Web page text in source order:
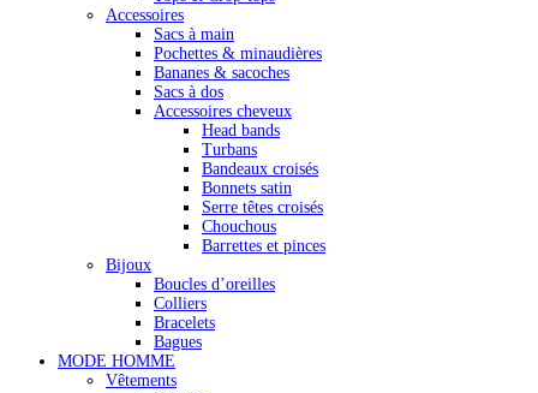
Accessoires
Sacs à main
Pochettes & minaudières
Bananes & sacoches
Sacs à dos
Accessoires cheveux
Head bands
Turbans
Bandeaux croisés
Bonnets satin
Serre têtes croisés
Chouchous
Barrettes et pinces
Bijoux
Boucles d’oreilles
Colliers
Bracelets
Bagues
MODE HOMME
Vêtements